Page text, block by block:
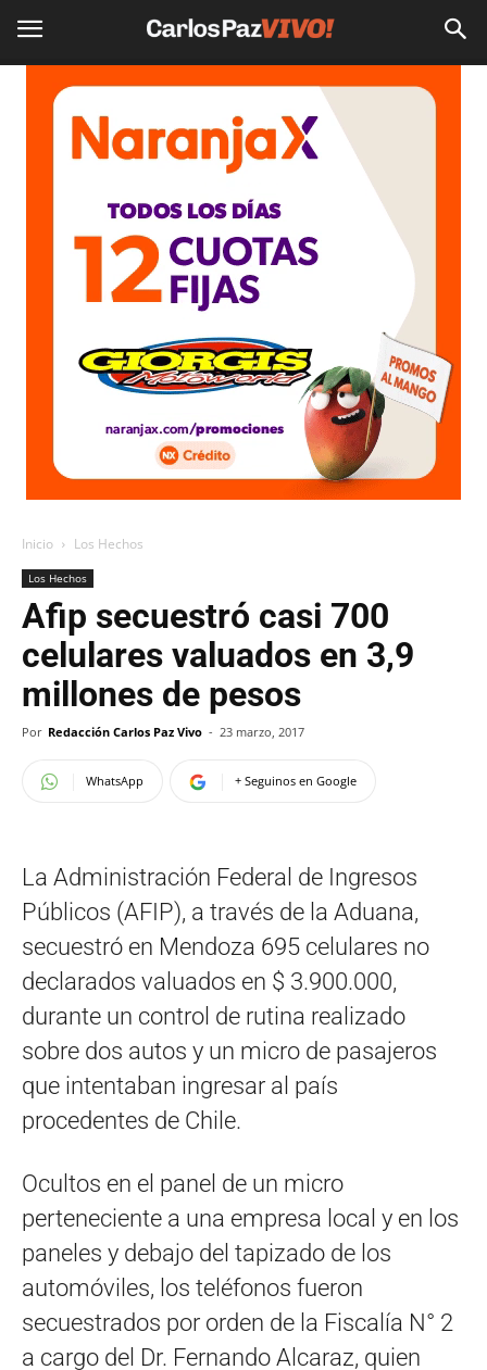
Inicio Los Hechos
Los Hechos
Afip secuestró casi 700
celulares valuados en 3,9
millones de pesos
Por Redacción Carlos Paz Vivo - 23 marzo, 2017
WhatsApp + Seguinos en Google
La Administración Federal de Ingresos
Públicos (AFIP), a través de la Aduana,
secuestró en Mendoza 695 celulares no
declarados valuados en $ 3.900.000,
durante un control de rutina realizado
sobre dos autos y un micro de pasajeros
que intentaban ingresar al país
procedentes de Chile.
Ocultos en el panel de un micro
perteneciente a una empresa local y en los
paneles y debajo del tapizado de los
automóviles, los teléfonos fueron
secuestrados por orden de la Fiscalía N° 2
a cargo del Dr. Fernando Alcaraz, quien